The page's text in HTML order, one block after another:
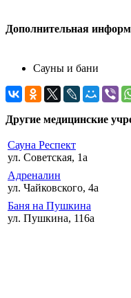
Дополнительная
Сауны и бани
Другие медицинские
Сауна Респект
ул. Советская, 1а
Адреналин
ул. Чайковского, 4а
Баня на Пушкина
ул. Пушкина, 116а